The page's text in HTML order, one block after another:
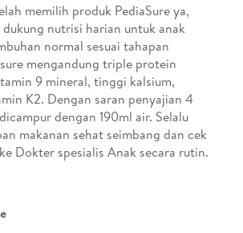
memilih produk PediaSure ya,
dukung nutrisi harian untuk anak
normal sesuai tahapan
mengandung triple protein
9 mineral, tinggi kalsium,
K2. Dengan saran penyajian 4
dengan 190ml air. Selalu
makanan sehat seimbang dan cek
Dokter spesialis Anak secara rutin.